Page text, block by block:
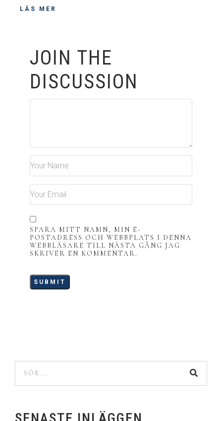
LÄS MER
JOIN THE
DISCUSSION
SPARA MITT NAMN, MIN E-
POSTADRESS OCH WEBBPLATS I DENNA
WEBBLÄSARE TILL NÄSTA GÅNG JAG
SKRIVER EN KOMMENTAR.